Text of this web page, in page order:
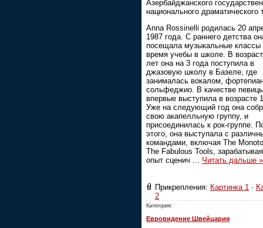
Азербайджанского
национального драматического
Anna Rossinelli родилась 20
1987 года. С раннего детства
посещала музыкальные классы
время учебы в школе. В
лет она на 3 года поступила в
джазовую школу в Базеле, где
занималась вокалом,
сольфеджио. В качестве
впервые выступила в возрасте
Уже на следующий год она
свою акапелльную группу, и
присоединилась к рок-группе.
этого, она выступала с
командами, включая The
The Fabulous Tools,
опыт сценич
Читать дальше »
Прикрепления: Картинка 1 ·
2
Категория:
Евровидение Швейцария